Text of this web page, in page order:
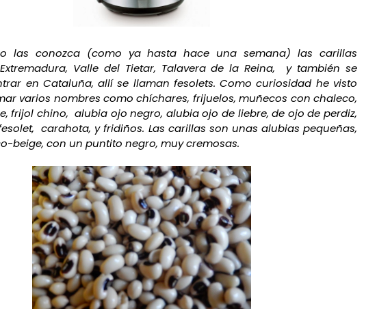
las conozca (como ya hasta hace una semana) las carillas
Valle del Tietar, Talavera de la Reina, y también se
en Cataluña, allí se llaman fesolets. Como curiosidad he visto
varios nombres como chíchares, frijuelos, muñecos con chaleco,
frijol chino, alubia ojo negro, alubia ojo de liebre, de ojo de perdiz,
carahota, y fridiños. Las carillas son unas alubias pequeñas,
beige, con un puntito negro, muy cremosas.